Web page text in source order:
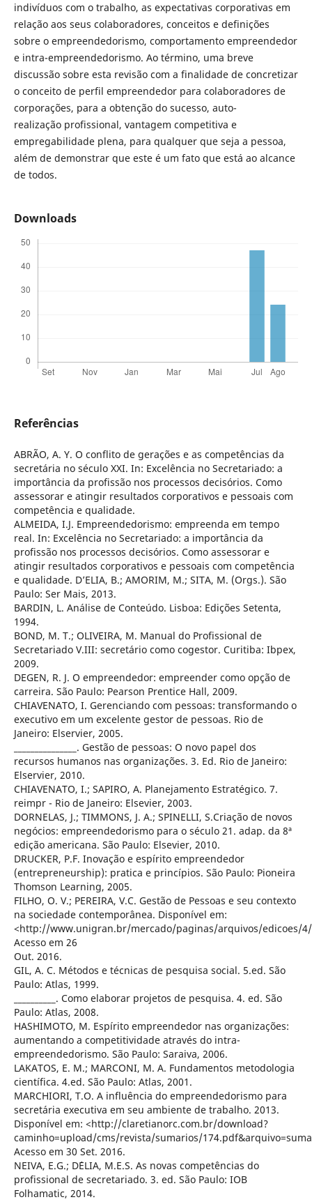
indivíduos com o trabalho, as expectativas corporativas em
relação aos seus colaboradores, conceitos e definições
sobre o empreendedorismo, comportamento empreendedor
e intra-empreendedorismo. Ao término, uma breve
discussão sobre esta revisão com a finalidade de concretizar
o conceito de perfil empreendedor para colaboradores de
corporações, para a obtenção do sucesso, auto-
realização profissional, vantagem competitiva e
empregabilidade plena, para qualquer que seja a pessoa,
além de demonstrar que este é um fato que está ao alcance
de todos.
Downloads
Referências
ABRÃO, A. Y. O conflito de gerações e as competências da
secretária no século XXI. In: Excelência no Secretariado: a
importância da profissão nos processos decisórios. Como
assessorar e atingir resultados corporativos e pessoais com
competência e qualidade.
ALMEIDA, I.J. Empreendedorismo: empreenda em tempo
real. In: Excelência no Secretariado: a importância da
profissão nos processos decisórios. Como assessorar e
atingir resultados corporativos e pessoais com competência
e qualidade. D’ELIA, B.; AMORIM, M.; SITA, M. (Orgs.). São
Paulo: Ser Mais, 2013.
BARDIN, L. Análise de Conteúdo. Lisboa: Edições Setenta,
1994.
BOND, M. T.; OLIVEIRA, M. Manual do Profissional de
Secretariado V.III: secretário como cogestor. Curitiba: Ibpex,
2009.
DEGEN, R. J. O empreendedor: empreender como opção de
carreira. São Paulo: Pearson Prentice Hall, 2009.
CHIAVENATO, I. Gerenciando com pessoas: transformando o
executivo em um excelente gestor de pessoas. Rio de
Janeiro: Elservier, 2005.
_______________. Gestão de pessoas: O novo papel dos
recursos humanos nas organizações. 3. Ed. Rio de Janeiro:
Elservier, 2010.
CHIAVENATO, I.; SAPIRO, A. Planejamento Estratégico. 7.
reimpr - Rio de Janeiro: Elsevier, 2003.
DORNELAS, J.; TIMMONS, J. A.; SPINELLI, S.Criação de novos
negócios: empreendedorismo para o século 21. adap. da 8ª
edição americana. São Paulo: Elsevier, 2010.
DRUCKER, P.F. Inovação e espírito empreendedor
(entrepreneurship): pratica e princípios. São Paulo: Pioneira
Thomson Learning, 2005.
FILHO, O. V.; PEREIRA, V.C. Gestão de Pessoas e seu contexto
na sociedade contemporânea. Disponível em:
<http://www.unigran.br/mercado/paginas/arquivos/edicoes/
Acesso em 26
Out. 2016.
GIL, A. C. Métodos e técnicas de pesquisa social. 5.ed. São
Paulo: Atlas, 1999.
__________. Como elaborar projetos de pesquisa. 4. ed. São
Paulo: Atlas, 2008.
HASHIMOTO, M. Espírito empreendedor nas organizações:
aumentando a competitividade através do intra-
empreendedorismo. São Paulo: Saraiva, 2006.
LAKATOS, E. M.; MARCONI, M. A. Fundamentos metodologia
científica. 4.ed. São Paulo: Atlas, 2001.
MARCHIORI, T.O. A influência do empreendedorismo para
secretária executiva em seu ambiente de trabalho. 2013.
Disponível em: <http://claretianorc.com.br/download?
caminho=upload/cms/revista/sumarios/
Acesso em 30 Set. 2016.
NEIVA, E.G.; D´ELIA, M.E.S. As novas competências do
profissional de secretariado. 3. ed. São Paulo: IOB
Folhamatic, 2014.